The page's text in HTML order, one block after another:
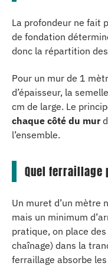
La profondeur ne fait
de fondation
donc la répartition
Pour un mur de 1
d’épaisseur, la
cm de large. Le
chaque côté du mur
l’ensemble.
Quel ferraillage
Un muret d’un mètre
mais un minimum
pratique, on place
chaînage) dans la
ferraillage absorbe